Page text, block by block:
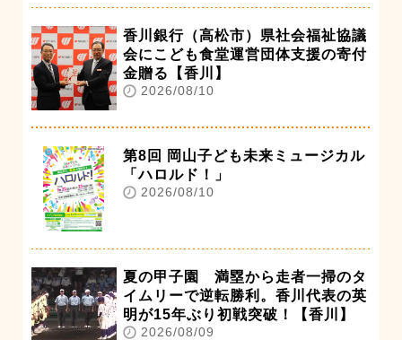
香川銀行（高松市）県社会福祉協議
会にこども食堂運営団体支援の寄付
金贈る【香川】
2026/08/10
第8回 岡山子ども未来ミュージカル
「ハロルド！」
2026/08/10
夏の甲子園 満塁から走者一掃のタ
イムリーで逆転勝利。香川代表の英
明が15年ぶり初戦突破！【香川】
2026/08/09